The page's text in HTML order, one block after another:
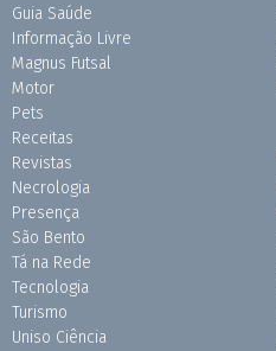
Guia Saúde
Informação Livre
Magnus Futsal
Motor
Pets
Receitas
Revistas
Necrologia
Presença
São Bento
Tá na Rede
Tecnologia
Turismo
Uniso Ciência